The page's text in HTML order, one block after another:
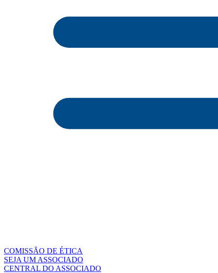
COMISSÃO DE ÉTICA
SEJA UM ASSOCIADO
CENTRAL DO ASSOCIADO